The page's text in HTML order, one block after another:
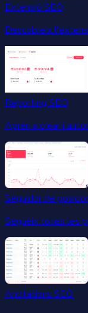
Extensió SEO
Descobreix
Reporting SEO
Aprèn a crear i
Seguidor de
Segueix totes les
Anotacions SEO